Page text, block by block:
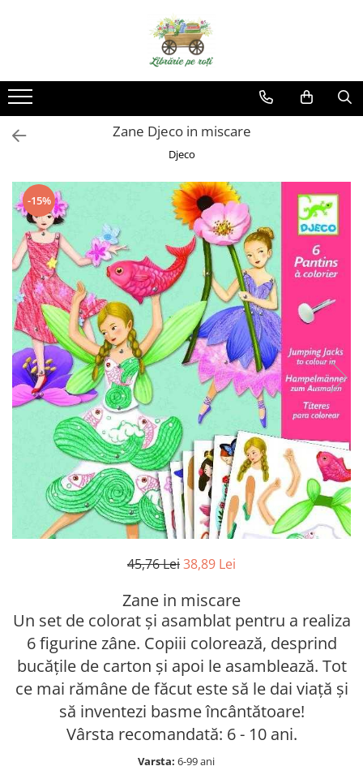
Zane Djeco in miscare
Djeco
-15%
45,76 Lei38,89 Lei
Zane in miscare
Un set de colorat și asamblat pentru a realiza
6 figurine zâne. Copiii colorează, desprind
bucățile de carton și apoi le asamblează. Tot
ce mai rămâne de făcut este să le dai viață și
să inventezi basme încântătoare!
Vârsta recomandată: 6 - 10 ani.
Varsta: 6-99 ani